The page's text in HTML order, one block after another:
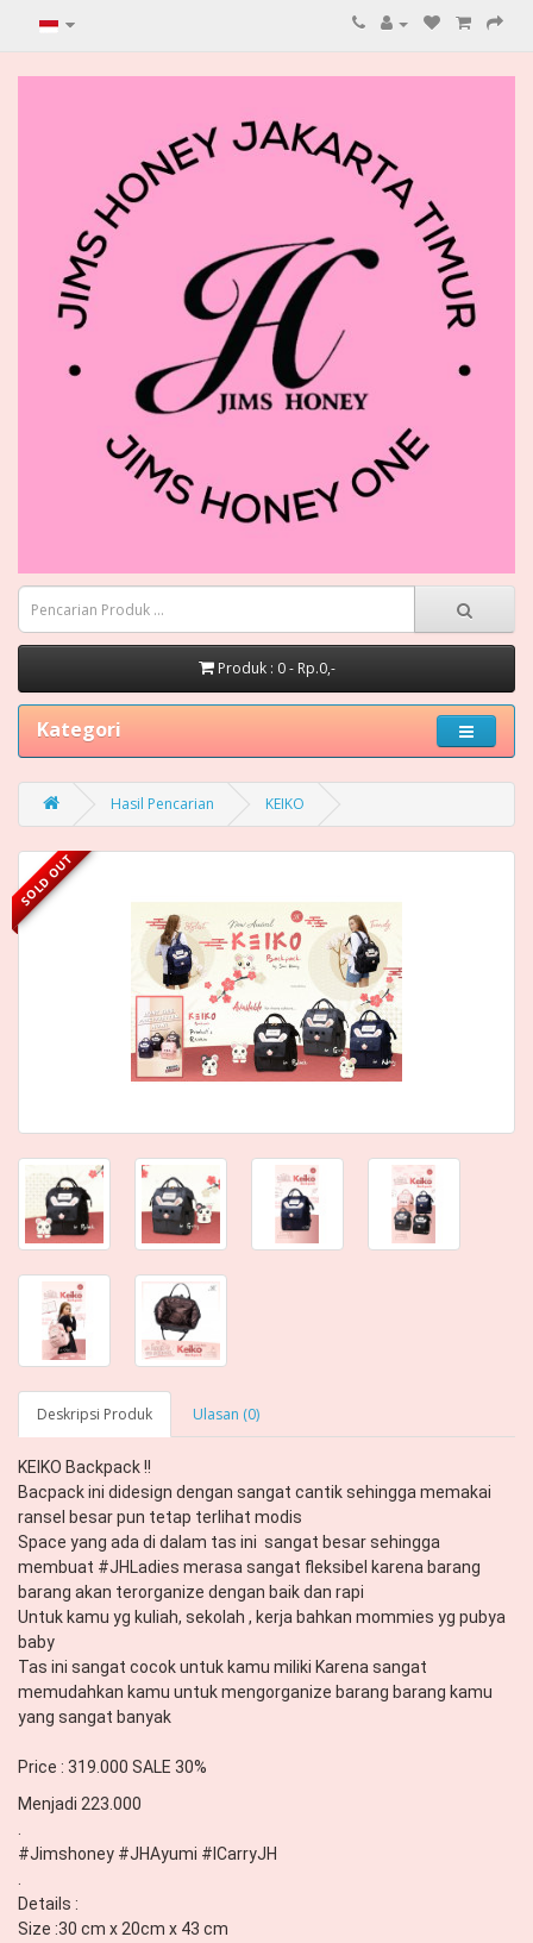
Produk : 0 - Rp.0,-
Kategori
Hasil Pencarian KEIKO
SOLD OUT
Deskripsi Produk Ulasan (0)
KEIKO Backpack !!
Bacpack ini didesign dengan sangat cantik sehingga memakai
ransel besar pun tetap terlihat modis
Space yang ada di dalam tas ini  sangat besar sehingga
membuat #JHLadies merasa sangat fleksibel karena barang
barang akan terorganize dengan baik dan rapi
Untuk kamu yg kuliah, sekolah , kerja bahkan mommies yg pubya
baby
Tas ini sangat cocok untuk kamu miliki Karena sangat
memudahkan kamu untuk mengorganize barang barang kamu
yang sangat banyak
Price : 319.000 SALE 30%
Menjadi 223.000
#Jimshoney #JHAyumi #ICarryJH
Details :
Size :30 cm x 20cm x 43 cm